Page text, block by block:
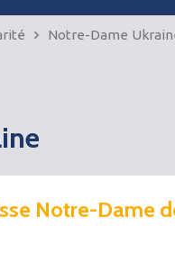
Notre-Dame
Notre-Dame